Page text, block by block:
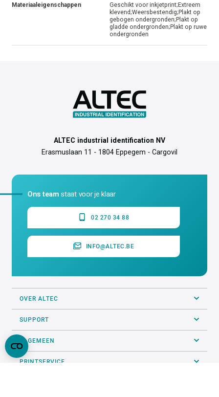
Materiaaleigenschappen
Geschikt voor inkjetprint;Extreem
klevend;Weersbestendig;Plakt op
gebogen ondergronden;Plakt op
gladde ondergronden;Plakt op ruwe
ondergronden
ALTEC industrial identification NV
Erasmuslaan 11 - 1804 Eppegem - Cargovil
Ons team staat voor je klaar
02 270 34 88
INFO@ALTEC.BE
OVER ALTEC
SUPPORT
ALGEMEEN
PRINTSERVICE